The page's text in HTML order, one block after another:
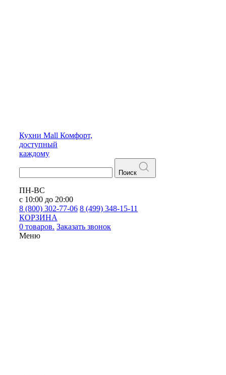
Кухни Mall Комфорт,
доступный
каждому
Поиск
ПН-ВС
с 10:00 до 20:00
8 (800) 302-77-06 8 (499) 348-15-11
КОРЗИНА
0 товаров. Заказать звонок
Меню